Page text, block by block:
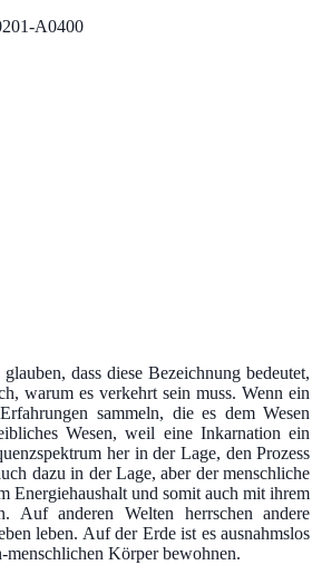
A0400
dass diese Bezeichnung bedeutet,
warum es verkehrt sein muss. Wenn ein
sammeln, die es dem Wesen
Wesen, weil eine Inkarnation ein
her in der Lage, den Prozess
dazu in der Lage, aber der menschliche
Energiehaushalt und somit auch mit ihrem
Auf anderen Welten herrschen andere
leben. Auf der Erde ist es ausnahmslos
Körper bewohnen.